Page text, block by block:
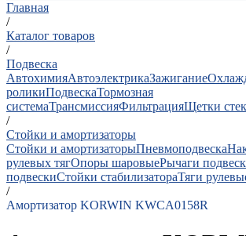
Главная
/
Каталог товаров
/
Подвеска
АвтохимияАвтоэлектрикаЗажигание
роликиПодвескаТормозная
системаТрансмиссияФильтрацияЩетки
/
Стойки и амортизаторы
Стойки и амортизаторыПневмоподвеска
рулевых тягОпоры шаровыеРычаги
подвескиСтойки стабилизатораТяги
/
Амортизатор KORWIN KWCA0158R